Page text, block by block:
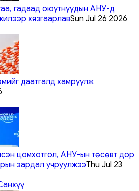
гадаад оюутнуудын АНУ-д
хязгаарлавSun Jul 26 2026
даатгалд хамруулж
цомхотгол, АНУ-ын төсөвт дор
зардал учруулжээThu Jul 23